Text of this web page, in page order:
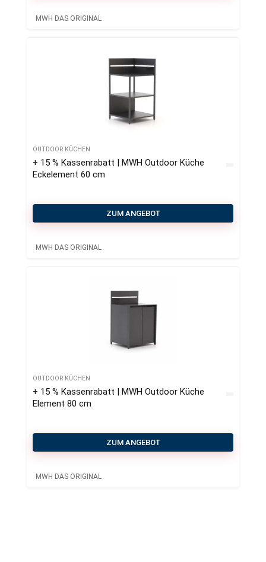
MWH DAS ORIGINAL
OUTDOOR KÜCHEN
+ 15 % Kassenrabatt | MWH Outdoor Küche
Eckelement 60 cm
ZUM ANGEBOT
MWH DAS ORIGINAL
OUTDOOR KÜCHEN
+ 15 % Kassenrabatt | MWH Outdoor Küche
Element 80 cm
ZUM ANGEBOT
MWH DAS ORIGINAL